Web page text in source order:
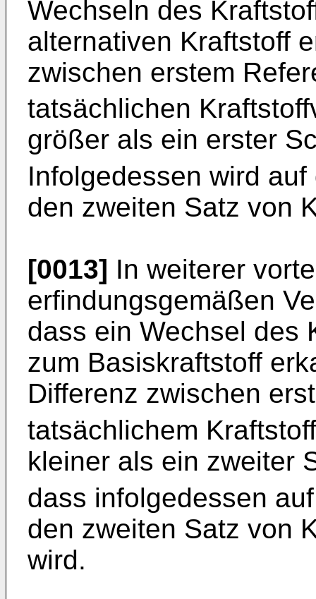
Wechseln des
alternativen Kraftstoff
zwischen erstem
tatsächlichen
größer als ein erster
Infolgedessen wird
den zweiten Satz von
[0013] In weiterer
erfindungsgemäßen
dass ein Wechsel des
zum Basiskraftstoff
Differenz zwischen
tatsächlichem
kleiner als ein zweiter
dass infolgedessen
den zweiten Satz von
wird.